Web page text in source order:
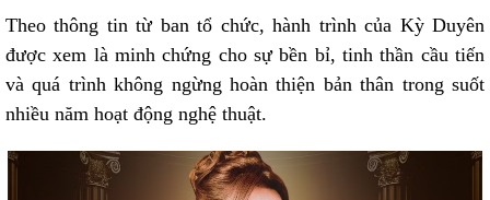
Theo thông tin từ ban tổ chức, hành trình của Kỳ Duyên
được xem là minh chứng cho sự bền bỉ, tinh thần cầu tiến
và quá trình không ngừng hoàn thiện bản thân trong suốt
nhiều năm hoạt động nghệ thuật.